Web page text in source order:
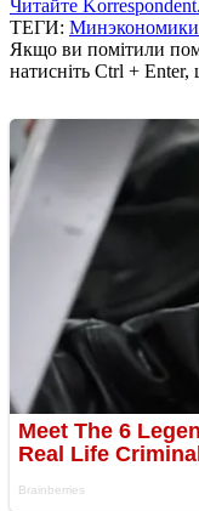
Читайте
ТЕГИ: Минэкономики
Якщо ви помітили
натисніть Ctrl +